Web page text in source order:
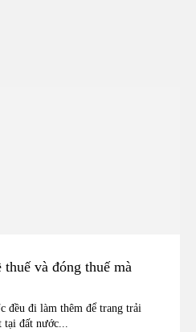
và đóng thuế mà
đều đi làm thêm để trang trải
tại đất nước...